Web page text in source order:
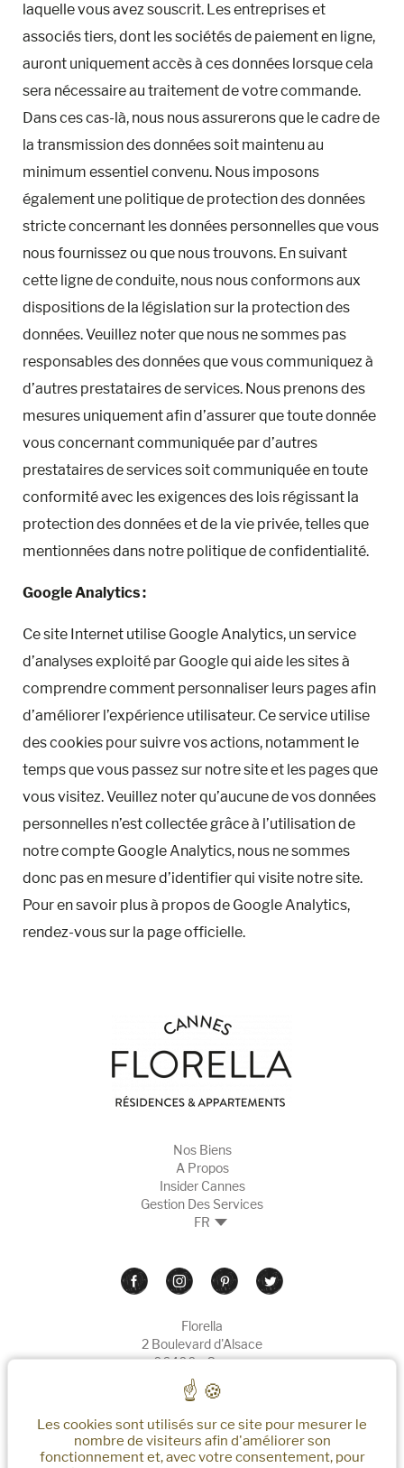
laquelle vous avez souscrit. Les entreprises et
associés tiers, dont les sociétés de paiement en ligne,
auront uniquement accès à ces données lorsque cela
sera nécessaire au traitement de votre commande.
Dans ces cas-là, nous nous assurerons que le cadre de
la transmission des données soit maintenu au
minimum essentiel convenu. Nous imposons
également une politique de protection des données
stricte concernant les données personnelles que vous
nous fournissez ou que nous trouvons. En suivant
cette ligne de conduite, nous nous conformons aux
dispositions de la législation sur la protection des
données. Veuillez noter que nous ne sommes pas
responsables des données que vous communiquez à
d’autres prestataires de services. Nous prenons des
mesures uniquement afin d’assurer que toute donnée
vous concernant communiquée par d’autres
prestataires de services soit communiquée en toute
conformité avec les exigences des lois régissant la
protection des données et de la vie privée, telles que
mentionnées dans notre politique de confidentialité.
Google Analytics :
Ce site Internet utilise Google Analytics, un service
d’analyses exploité par Google qui aide les sites à
comprendre comment personnaliser leurs pages afin
d’améliorer l’expérience utilisateur. Ce service utilise
des cookies pour suivre vos actions, notamment le
temps que vous passez sur notre site et les pages que
vous visitez. Veuillez noter qu’aucune de vos données
personnelles n’est collectée grâce à l’utilisation de
notre compte Google Analytics, nous ne sommes
donc pas en mesure d’identifier qui visite notre site.
Pour en savoir plus à propos de Google Analytics,
rendez-vous sur la page officielle.
Nos Biens
A Propos
Insider Cannes
Gestion Des Services
FR
Florella
2 Boulevard d'Alsace
06400 - Cannes
reservations@florella.fr
+33 (0)4 22 32 62 50
Plan Du Site
Nombre d'enfants
Code promo
Les cookies sont utilisés sur ce site pour mesurer le
nombre de visiteurs afin d'améliorer son
fonctionnement et, avec votre consentement, pour